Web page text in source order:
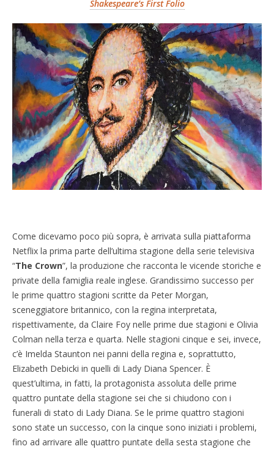
Shakespeare’s First Folio
Come dicevamo poco più sopra, è arrivata sulla piattaforma
Netflix la prima parte dell’ultima stagione della serie televisiva
“The Crown”, la produzione che racconta le vicende storiche e
private della famiglia reale inglese. Grandissimo successo per
le prime quattro stagioni scritte da Peter Morgan,
sceneggiatore britannico, con la regina interpretata,
rispettivamente, da Claire Foy nelle prime due stagioni e Olivia
Colman nella terza e quarta. Nelle stagioni cinque e sei, invece,
c’è Imelda Staunton nei panni della regina e, soprattutto,
Elizabeth Debicki in quelli di Lady Diana Spencer. È
quest’ultima, in fatti, la protagonista assoluta delle prime
quattro puntate della stagione sei che si chiudono con i
funerali di stato di Lady Diana. Se le prime quattro stagioni
sono state un successo, con la cinque sono iniziati i problemi,
fino ad arrivare alle quattro puntate della sesta stagione che